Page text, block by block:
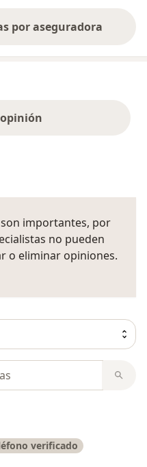
por aseguradora
importantes, por
no pueden
o eliminar opiniones.
verificado